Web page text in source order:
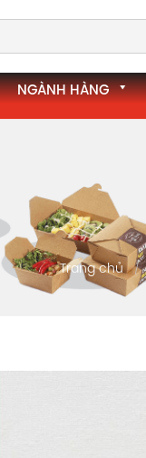
NGÀNH HÀNG
Trang chủ